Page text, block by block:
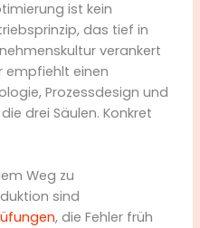
ist kein
das tief in
verankert
empfiehlt einen
Prozessdesign und
drei Säulen. Konkret
Weg zu
sind
, die Fehler früh